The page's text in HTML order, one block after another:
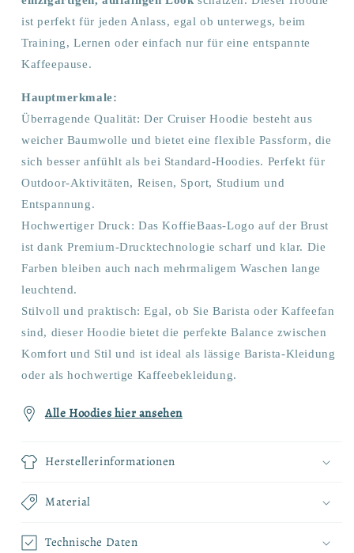
ist perfekt für jeden Anlass, egal ob unterwegs, beim
Training, Lernen oder einfach nur für eine entspannte
Kaffeepause.
Hauptmerkmale:
Überragende Qualität: Der Cruiser Hoodie besteht aus
weicher Baumwolle und bietet eine flexible Passform, die
sich besser anfühlt als bei Standard-Hoodies. Perfekt für
Outdoor-Aktivitäten, Reisen, Sport, Studium und
Entspannung.
Hochwertiger Druck: Das KoffieBaas-Logo auf der Brust
ist dank Premium-Drucktechnologie scharf und klar. Die
Farben bleiben auch nach mehrmaligem Waschen lange
leuchtend.
Stilvoll und praktisch: Egal, ob Sie Barista oder Kaffeefan
sind, dieser Hoodie bietet die perfekte Balance zwischen
Komfort und Stil und ist ideal als lässige Barista-Kleidung
oder als hochwertige Kaffeebekleidung.
Alle Hoodies hier ansehen
Herstellerinformationen
Material
Technische Daten